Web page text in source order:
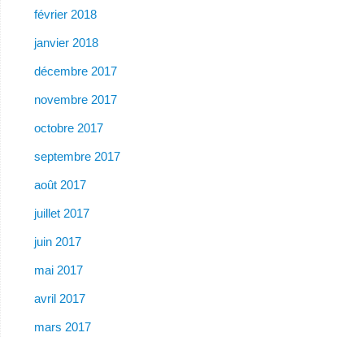
février 2018
janvier 2018
décembre 2017
novembre 2017
octobre 2017
septembre 2017
août 2017
juillet 2017
juin 2017
mai 2017
avril 2017
mars 2017